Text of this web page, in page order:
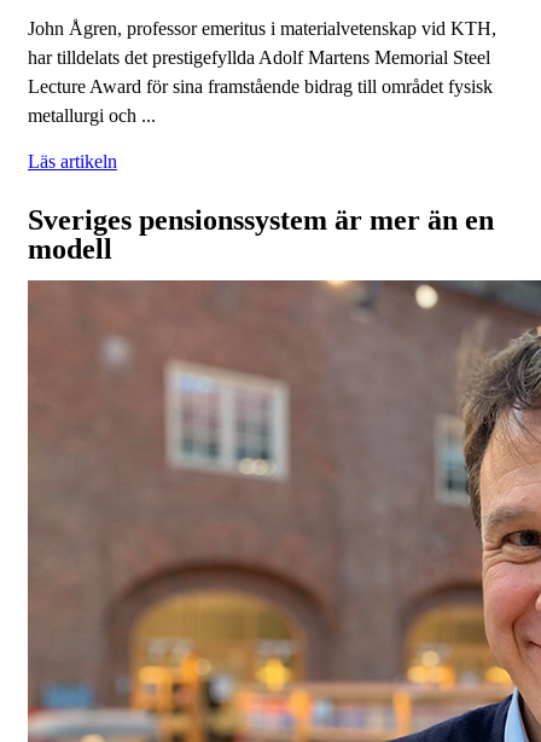
John Ågren, professor emeritus i materialvetenskap vid KTH,
har tilldelats det prestigefyllda Adolf Martens Memorial Steel
Lecture Award för sina framstående bidrag till området fysisk
metallurgi och ...
Läs artikeln
Sveriges pensionssystem är mer än en
modell